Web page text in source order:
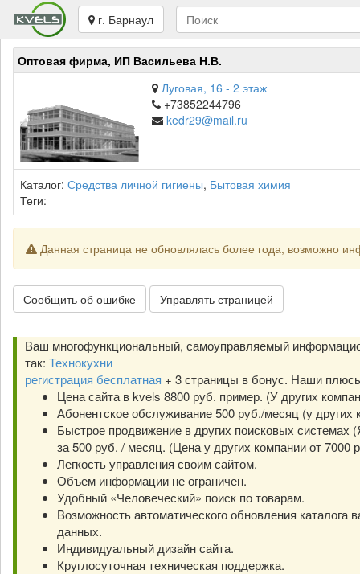
г. Барнаул
Оптовая фирма, ИП Васильева Н.В.
Луговая, 16 - 2 этаж
+73852244796
kedr29@mail.ru
Каталог: Средства личной гигиены, Бытовая химия
Теги:
Данная страница не обновлялась более года, возможно
Сообщить об ошибке Управлять страницей
Ваш многофункциональный, самоуправляемый
так: Технокухни
регистрация бесплатная + 3 страницы в бонус. Наши
Цена сайта в kvels 8800 руб. пример. (У других
Абонентское обслуживание 500 руб./месяц (у других
Быстрое продвижение в других поисковых системах
за 500 руб. / месяц. (Цена у других компании от 7000
Легкость управления своим сайтом.
Объем информации не ограничен.
Удобный «Человеческий» поиск по товарам.
Возможность автоматического обновления каталога
данных.
Индивидуальный дизайн сайта.
Круглосуточная техническая поддержка.